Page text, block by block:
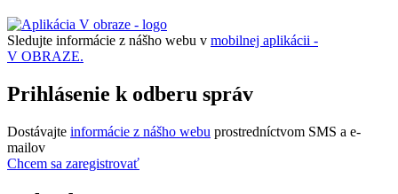
Sledujte informácie z nášho webu v mobilnej aplikácii -
V OBRAZE.
Prihlásenie k odberu správ
Dostávajte informácie z nášho webu prostredníctvom SMS a e-
mailov
Chcem sa zaregistrovať